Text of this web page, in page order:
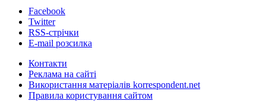
Facebook
Twitter
RSS-стрічки
E-mail розсилка
Контакти
Реклама на сайті
Використання матеріалів korrespondent.net
Правила користування сайтом